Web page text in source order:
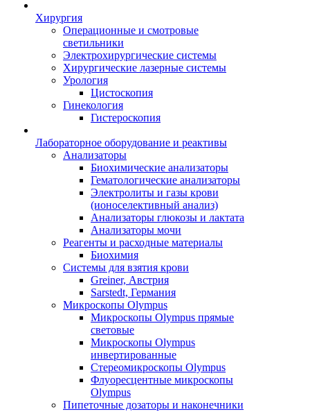
Хирургия
Операционные и смотровые
светильники
Электрохирургические системы
Хирургические лазерные системы
Урология
Цистоскопия
Гинекология
Гистероскопия
Лабораторное оборудование и реактивы
Анализаторы
Биохимические анализаторы
Гематологические анализаторы
Электролиты и газы крови
(ионоселективный анализ)
Анализаторы глюкозы и лактата
Анализаторы мочи
Реагенты и расходные материалы
Биохимия
Системы для взятия крови
Greiner, Австрия
Sarstedt, Германия
Микроскопы Olympus
Микроскопы Olympus прямые
световые
Микроскопы Olympus
инвертированные
Стереомикроскопы Olympus
Флуоресцентные микроскопы
Olympus
Пипеточные дозаторы и наконечники